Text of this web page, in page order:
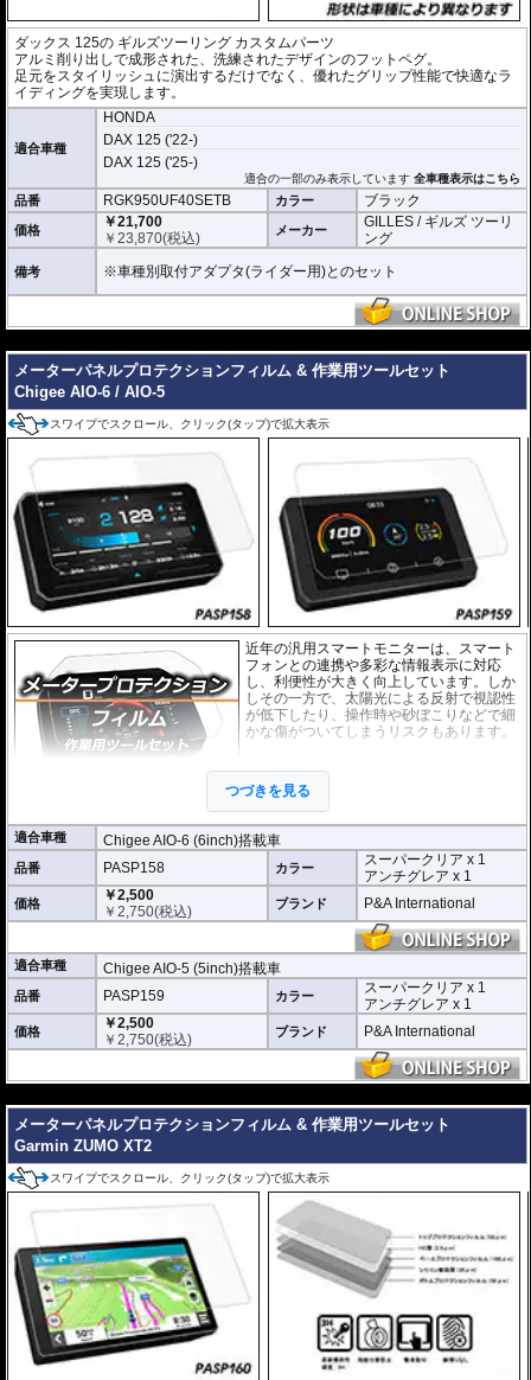
ダックス 125の ギルズツーリング カスタムパーツ
アルミ削り出しで成形された、洗練されたデザインのフットペグ。
足元をスタイリッシュに演出するだけでなく、優れたグリップ性能で快適なラ
イディングを実現します。
適合車種
HONDA
DAX 125 ('22-)
DAX 125 ('25-)
適合の一部のみ表示しています全車種表示はこちら
品番 RGK950UF40SETB カラー ブラック
価格
￥21,700
￥23,870(税込) メーカー
GILLES / ギルズ ツーリ
ング
備考 ※車種別取付アダプタ(ライダー用)とのセット
メーターパネルプロテクションフィルム & 作業用ツールセット
Chigee AIO-6 / AIO-5
スワイプでスクロール、クリック(タップ)で拡大表示
近年の汎用スマートモニターは、スマート
フォンとの連携や多彩な情報表示に対応
し、利便性が大きく向上しています。しか
しその一方で、太陽光による反射で視認性
が低下したり、操作時や砂ぼこりなどで細
かな傷がついてしまうリスクもあります。
汚れからディスプレイを保護します。
トには２枚のフィルム(スーパークリアとア
ンチグレア)が入っており
合わせたものをご利用いただけます。
スーパークリア :
耐摩耗性が非常に高く、
透明性の高いフィルム。貼り付けてしまう
と画面になじみ、フィルムの存在がほとん
どわからなくなります。
マット仕上げが施され、太
陽光などによる反射を軽減。視認性の低下
を防ぎ、画面を読み取りやすくします。も
ちろん傷に対しても有効です。
取付キット付属 :
取り付けに便利なクリー
ニングクロス、細かい埃も除去する粘着シート、気泡の混入を防ぎ、きれいに
優れもの。満足のいく取付が容易になりました。
シリコーン系粘着材を採用し、画面を痛めることがありません。フィルムを剥
がせば、元通りの状態になります。
つづきを見る
適合車種 Chigee AIO-6 (6inch)搭載車
品番 PASP158 カラー
スーパークリア x 1
アンチグレア x 1
価格
￥2,500
￥2,750(税込) ブランド P&A International
適合車種 Chigee AIO-5 (5inch)搭載車
品番 PASP159 カラー
スーパークリア x 1
アンチグレア x 1
価格
￥2,500
￥2,750(税込) ブランド P&A International
メーターパネルプロテクションフィルム & 作業用ツールセット
Garmin ZUMO XT2
スワイプでスクロール、クリック(タップ)で拡大表示